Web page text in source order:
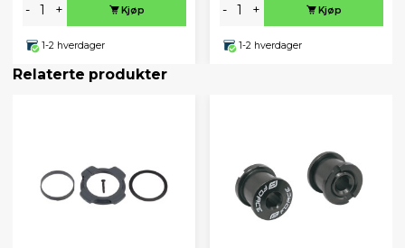
- + Kjøp
1-2 hverdager
- + Kjøp
1-2 hverdager
Relaterte produkter